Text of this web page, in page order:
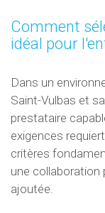
Comment
idéal pour
Dans un
Saint-Vulbas et
prestataire
exigences
critères
une collaboration
ajoutée.